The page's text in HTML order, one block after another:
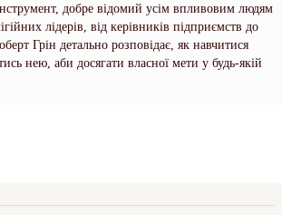
добре відомий усім впливовим людям
лідерів, від керівників підприємств до
Грін детально розповідає, як навчитися
нею, аби досягати власної мети у будь-якій